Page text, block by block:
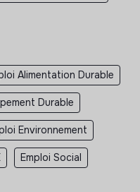
Alimentation Durable
Durable
Environnement
Emploi Social